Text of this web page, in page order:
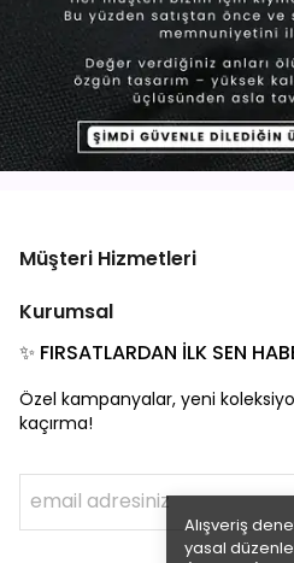
Alışveriş
yasal
Müşteri Hizmetleri
Kurumsal
✨ FIRSATLARDAN İLK SEN
Özel kampanyalar, yeni
kaçırma!